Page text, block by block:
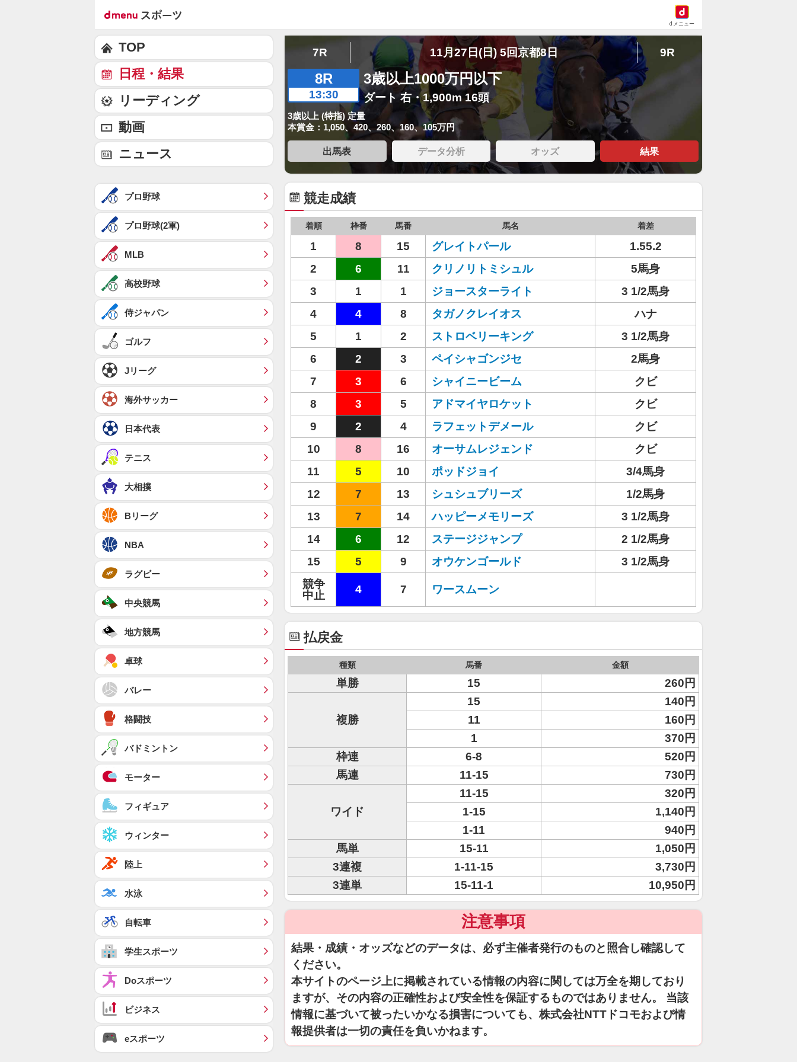
dメニュー
7R 11月27日(日) 5回京都8日 9R
8R
13:30
3歳以上1000万円以下
ダート 右・1,900m 16頭
3歳以上 (特指) 定量
本賞金：1,050、420、260、160、105万円
出馬表 データ分析 オッズ 結果
競走成績
着順 枠番 馬番 馬名 着差
1 8 15 グレイトパール
1.55.2
2
6 11 クリノリトミシュル
5馬身
3
1 1 ジョースターライト
3 1/2馬身
4
4 8 タガノクレイオス
ハナ
5
1 2 ストロベリーキング
3 1/2馬身
6
2 3 ペイシャゴンジセ
2馬身
7
3 6 シャイニービーム
クビ
8
3 5 アドマイヤロケット
クビ
9
2 4 ラフェットデメール
クビ
10
8 16 オーサムレジェンド
クビ
11
5 10 ポッドジョイ
3/4馬身
12
7 13 シュシュブリーズ
1/2馬身
13
7 14 ハッピーメモリーズ
3 1/2馬身
14
6 12 ステージジャンプ
2 1/2馬身
15
5 9 オウケンゴールド
3 1/2馬身
競争
中止
4 7 ワースムーン
払戻金
種類 馬番 金額
単勝 15 260円
複勝
15
140円
11
160円
1
370円
枠連
6-8
520円
馬連
11-15 730円
ワイド
11-15
320円
1-15
1,140円
1-11
940円
馬単
15-11
1,050円
3連複
1-11-15
3,730円
3連単
15-11-1 10,950円
注意事項
結果・成績・オッズなどのデータは、必ず主催者発行のものと照合し確認して
ください。
本サイトのページ上に掲載されている情報の内容に関しては万全を期しており
ますが、その内容の正確性および安全性を保証するものではありません。 当該
情報に基づいて被ったいかなる損害についても、株式会社NTTドコモおよび情
報提供者は一切の責任を負いかねます。
TOP
日程・結果
リーディング
動画
ニュース
プロ野球
プロ野球(2軍)
MLB
高校野球
侍ジャパン
ゴルフ
Jリーグ
海外サッカー
日本代表
テニス
大相撲
Bリーグ
NBA
ラグビー
中央競馬
地方競馬
卓球
バレー
格闘技
バドミントン
モーター
フィギュア
ウィンター
陸上
水泳
自転車
学生スポーツ
Doスポーツ
ビジネス
eスポーツ